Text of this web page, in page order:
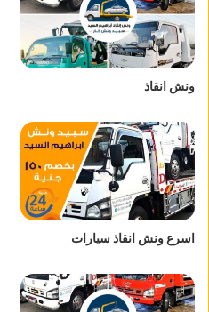
ونش انقاذ
اسرع ونش انقاذ سيارات